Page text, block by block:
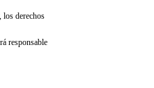
los derechos
responsable